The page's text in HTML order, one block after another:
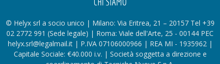
© Helyx srl a socio unico | Milano: Via Eritrea, 21 – 20157 Tel +39
02 2772 991 (Sede legale) | Roma: Viale dell'Arte, 25 - 00144 PEC
helyx.srl@legalmail.it | P.IVA 07106000966 | REA MI - 1935962 |
Capitale Sociale: €40.000 i.v. | Società soggetta a direzione e